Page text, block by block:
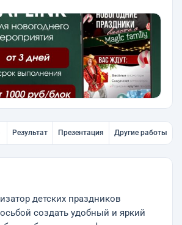
Результат Презентация Другие работы
детских праздников
создать удобный и яркий